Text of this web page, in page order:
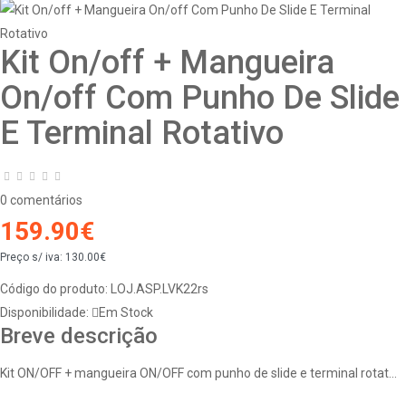
Kit On/off + Mangueira
On/off Com Punho De Slide
E Terminal Rotativo
0 comentários
159.90€
Preço s/ iva: 130.00€
Código do produto:
LOJ.ASP.LVK22rs
Disponibilidade:
Em Stock
Breve descrição
Kit ON/OFF + mangueira ON/OFF com punho de slide e terminal rotat...